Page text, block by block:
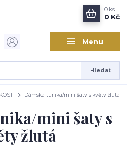
Menu
Hledat
0 ks
0 Kč
Dámská tunika/mini šaty s květy žlutá
mini šaty s
žlutá